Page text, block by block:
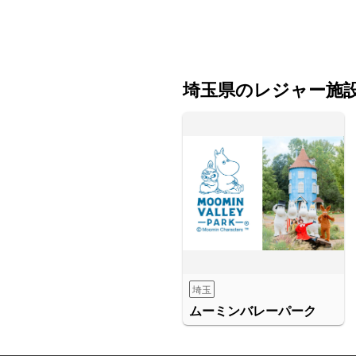
埼玉県のレジャー施
ムーミンバレーパーク
埼玉